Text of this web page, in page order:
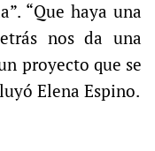
“Que haya una
nos da una
proyecto que se
Elena Espino.